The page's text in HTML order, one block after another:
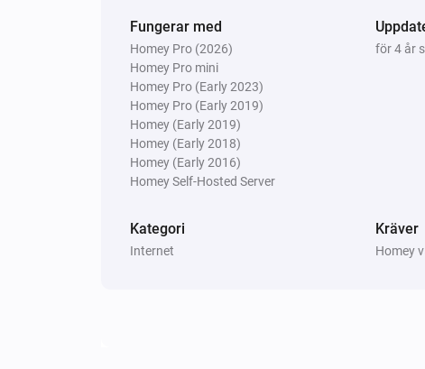
Fungerar med
Homey Pro (2026)
Homey Pro mini
Homey Pro (Early 2023)
Homey Pro (Early 2019)
Homey (Early 2019)
Homey (Early 2018)
Homey (Early 2016)
Homey Self-Hosted Server
för 4 år
Kategori
Internet
Kräver
Homey